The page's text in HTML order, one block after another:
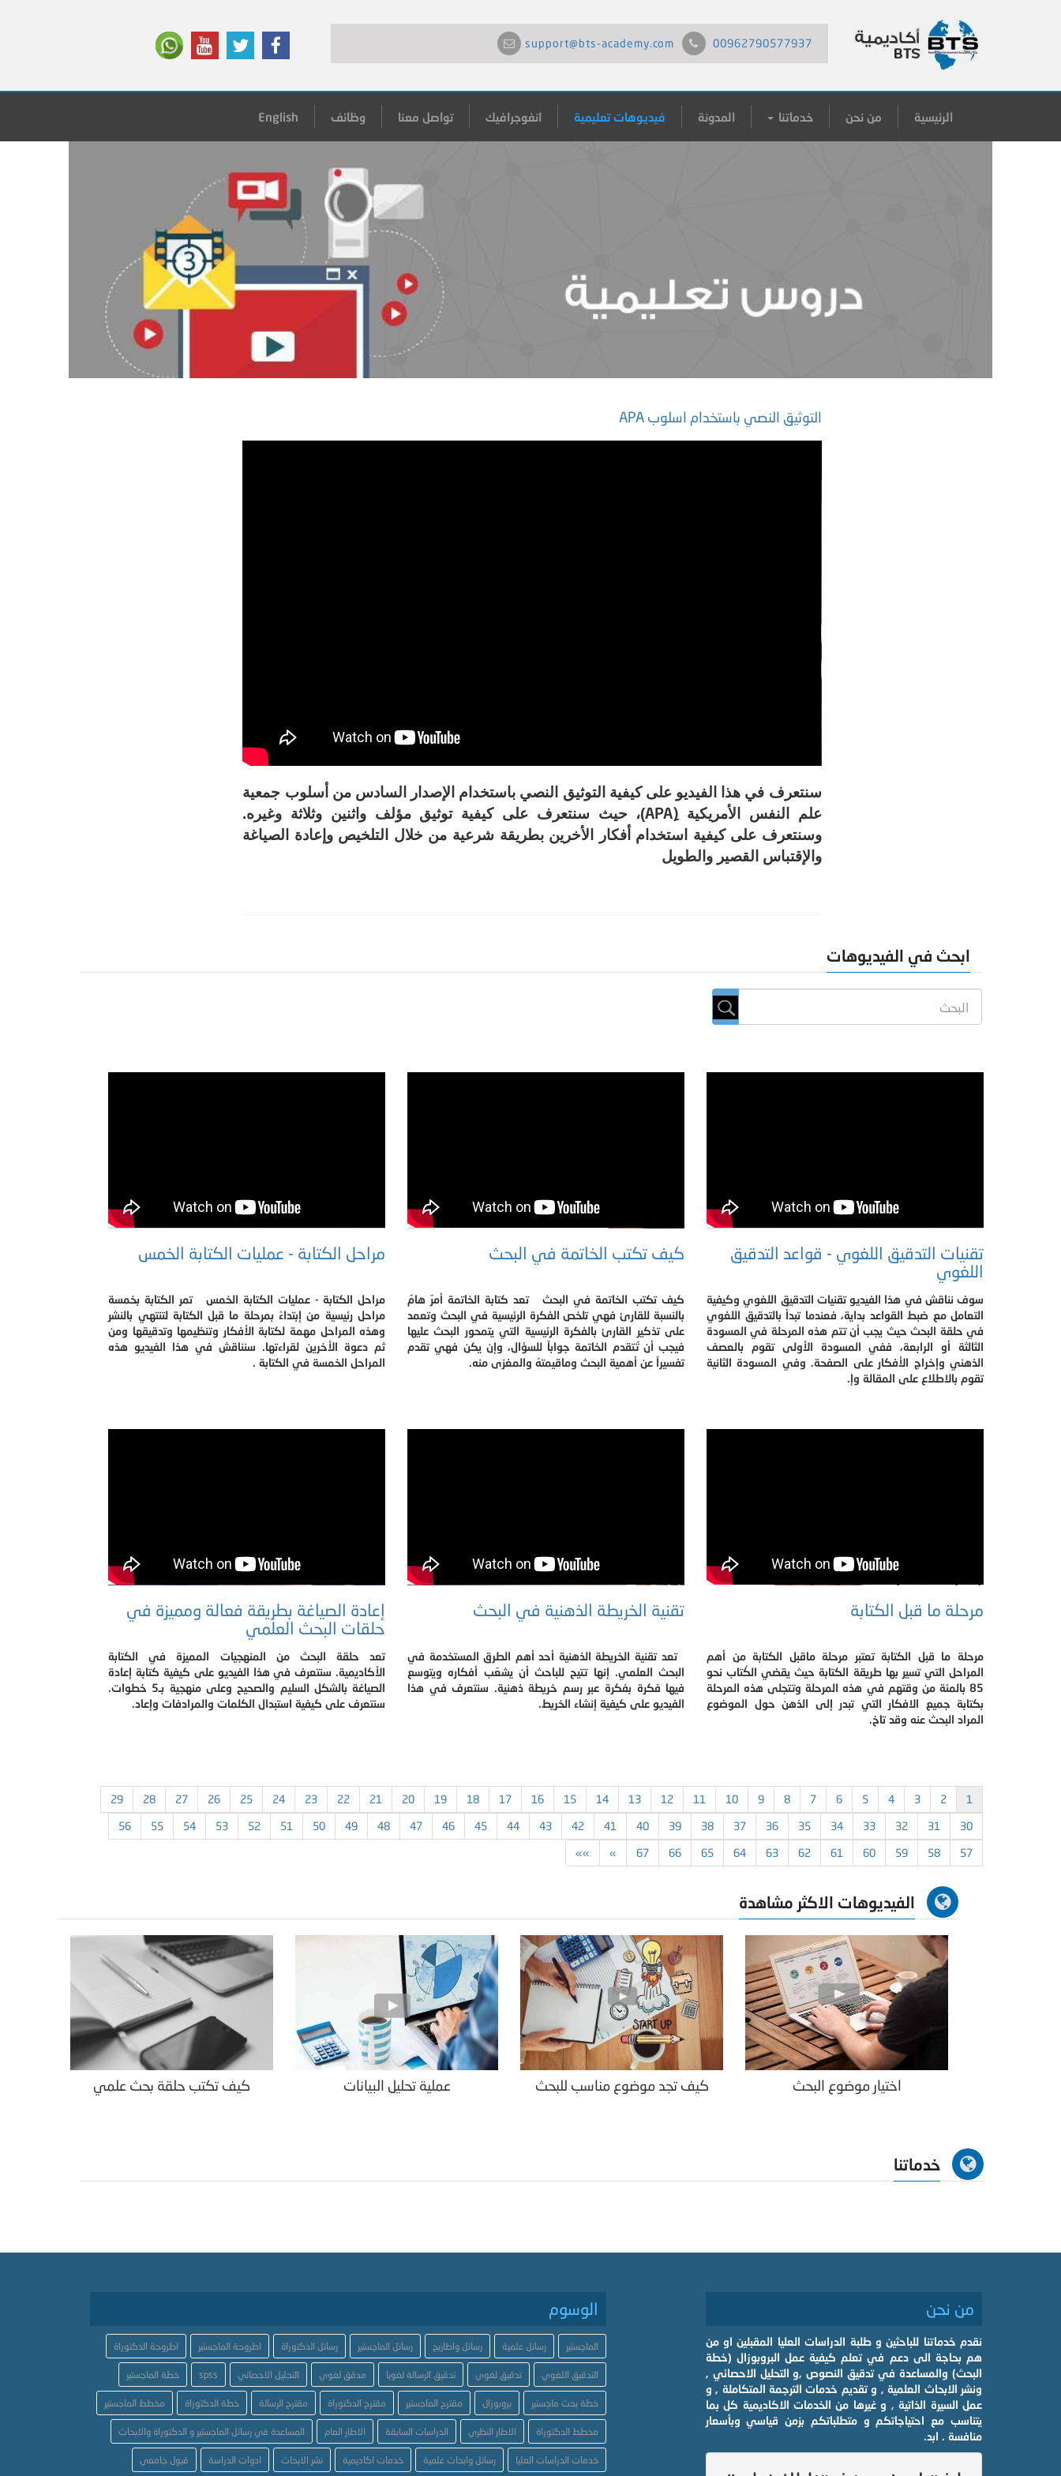
00962790577937
support@bts-academy.com
الرئيسية من نحن خدماتنا المدونة فيديوهات تعليمية انفوجرافيك تواصل معنا وظائف English
التوثيق النصي باستخدام اسلوب APA
سنتعرف في هذا الفيديو على كيفية التوثيق النصي باستخدام الإصدار السادس من أسلوب جمعية
علم النفس الأمريكية (ِAPA)، حيث سنتعرف على كيفية توثيق مؤلف واثنين وثلاثة وغيره.
وسنتعرف على كيفية استخدام أفكار الأخرين بطريقة شرعية من خلال التلخيص وإعادة الصياغة
والإقتباس القصير والطويل
ابحث في الفيديوهات
تقنيات التدقيق اللغوي - قواعد التدقيق
اللغوي
سوف نناقش في هذا الفيديو تقنيات التدقيق اللغوي وكيفية
التعامل مع ضبط القواعد بداية، فعندما تبدأ بالتدقيق اللغوي
في حلقة البحث حيث يجب أن تتم هذه المرحلة في المسودة
الثالثة أو الرابعة، ففي المسودة الأولى تقوم بالعصف
الذهني وإخراج الأفكار على الصفحة. وفي المسودة الثانية
تقوم بالاطلاع على المقالة وإ.
كيف تكتب الخاتمة في البحث
كيف تكتب الخاتمة في البحث تعد كتابة الخاتمة أمرٌ هامٌ
بالنسبة للقارئ فهي تلخص الفكرة الرئيسية في البحث وتعمد
على تذكير القارئ بالفكرة الرئيسية التي يتمحور البحث عليها
فيجب أن تُتقدم الخاتمة جواباً للسؤال، وإن يكن فهي تقدم
تفسيراً عن أهمية البحث وماقيمتهُ والمغزى منه.
مراحل الكتابة - عمليات الكتابة الخمس
مراحل الكتابة - عمليات الكتابة الخمس تمر الكتابة بخمسة
مراحل رئيسية من إبتداءً بمرحلة ما قبل الكتابة لتنتهي بالنشر
وهذه المراحل مهمة لكتابة الأفكار وتنظيمها وتدقيقها ومن
ثم دعوة الأخرين لقراءتها. سنناقش في هذا الفيديو هذه
المراحل الخمسة في الكتابة .
مرحلة ما قبل الكتابة
مرحلة ما قبل الكتابة تعتبر مرحلة ماقبل الكتابة من أهم
المراحل التي تسير بها طريقة الكتابة حيث يقضي الكُتاب نحو
85 بالمئة من وقتهم في هذه المرحلة وتتجلى هذه المرحلة
بكتابة جميع الافكار التي تبدر إلى الذهن حول الموضوع
المراد البحث عنه وقد تاخ.
تقنية الخريطة الذهنية في البحث
تعد تقنية الخريطة الذهنية أحد أهم الطرق المستخدمة في
البحث العلمي. إنها تتيح للباحث أن يشعّب أفكاره ويتوسع
فيها فكرة بفكرة عبر رسم خريطة ذهنية. سنتعرف في هذا
الفيديو على كيفية إنشاء الخريط.
إعادة الصياغة بطريقة فعالة ومميزة في
حلقات البحث العلمي
تعد حلقة البحث من المنهجيات المميزة في الكتابة
الأكاديمية. سنتعرف في هذا الفيديو على كيفية كتابة إعادة
الصياغة بالشكل السليم والصحيح وعلى منهجية بـ5 خطوات.
سنتعرف على كيفية استبدال الكلمات والمرادفات وإعاد.
1
2
3
4
5
6
7
8
9
10
11
12
13
14
15
16
17
18
19
20
21
22
23
24
25
26
27
28
29
30
31
32
33
34
35
36
37
38
39
40
41
42
43
44
45
46
47
48
49
50
51
52
53
54
55
56
57
58
59
60
61
62
63
64
65
66
67
»
»»
الفيديوهات الاكثر مشاهدة
اختيار موضوع البحث كيف تجد موضوع مناسب للبحث عملية تحليل البيانات كيف تكتب حلقة بحث علمي
خدماتنا
من نحن
نقدم خدماتنا للباحثين و طلبة الدراسات العليا المقبلين او من
هم بحاجة الى دعم في تعلم كيفية عمل البروبوزال (خطة
البحث) والمساعدة في تدقيق النصوص ,و التحليل الاحصائي ,
ونشر الابحاث العلمية , و تقديم خدمات الترجمة المتكاملة , و
عمل السيرة الذاتية , و غيرها من الخدمات الاكاديمية كل بما
يتناسب مع احتياجاتكم و متطلباتكم بزمن قياسي وبأسعار
منافسة . ابد.
الوسوم
الماجستير رسائل علمية رسائل واطاريح رسائل الماجستير رسائل الدكتوراة اطروحة الماجستير اطروحة الدكتوراة
التدقيق اللغوي تدقيق لغوي تدقيق الرسالة لغويا مدقق لغوي التحليل الاحصائي spss خطة الماجستير
خطة بحث ماجستير بروبوزال مقترح الماجستير مقترح الدكتوراة مقترح الرسالة خطة الدكتوراة مخطط الماجستير
مخطط الدكتوراة الاطار النظري الدراسات السابقة الاطار العام المساعدة في رسائل الماجستير و الدكتوراة والابحاث
خدمات الدراسات العليا رسائل وابحاث علمية خدمات اكاديمية نشر الابحاث ادوات الدراسة قبول جامعي